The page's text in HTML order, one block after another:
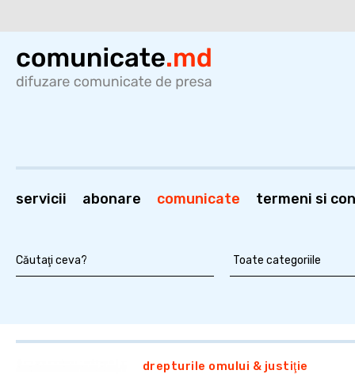
servicii abonare comunicate termeni si
drepturile omului & justiţie